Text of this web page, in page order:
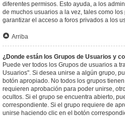
diferentes permisos. Esto ayuda, a los
de muchos usuarios a la vez, tales como
garantizar el acceso a foros privados a los
Arriba
¿Donde están los Grupos de Usuarios y
Puede ver todos los Grupos de usuarios a
Usuarios". Si desea unirse a algún grupo,
botón apropiado. No todos los grupos
requieren aprobación para poder unirse,
ocultos. Si el grupo se encuentra abierto,
correspondiente. Si el grupo requiere de
unirse haciendo clic en el botón